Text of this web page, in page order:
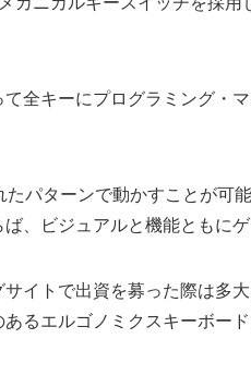
全キーにプログラミング・
たパターンで動かすことが可
、ビジュアルと機能ともに
イトで出資を募った際は多
るエルゴノミクスキーボード